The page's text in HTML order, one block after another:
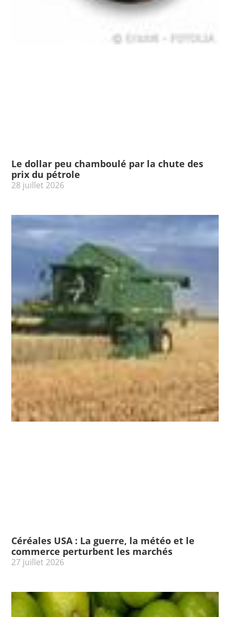
Le dollar peu chamboulé par la chute des
prix du pétrole
28 juillet 2026
Céréales USA : La guerre, la météo et le
commerce perturbent les marchés
27 juillet 2026